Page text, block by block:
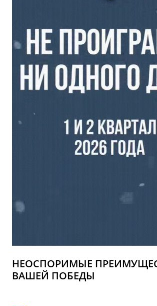
НЕОСПОРИМЫЕ
ВАШЕЙ ПОБЕДЫ